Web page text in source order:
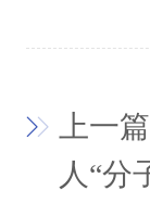
上一
人“分